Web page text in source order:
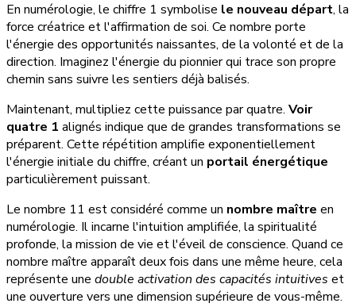
En numérologie, le chiffre 1 symbolise le nouveau départ, la
force créatrice et l'affirmation de soi. Ce nombre porte
l'énergie des opportunités naissantes, de la volonté et de la
direction. Imaginez l'énergie du pionnier qui trace son propre
chemin sans suivre les sentiers déjà balisés.
Maintenant, multipliez cette puissance par quatre. Voir
quatre 1 alignés indique que de grandes transformations se
préparent. Cette répétition amplifie exponentiellement
l'énergie initiale du chiffre, créant un portail énergétique
particulièrement puissant.
Le nombre 11 est considéré comme un nombre maître en
numérologie. Il incarne l'intuition amplifiée, la spiritualité
profonde, la mission de vie et l'éveil de conscience. Quand ce
nombre maître apparaît deux fois dans une même heure, cela
représente une double activation des capacités intuitives et
une ouverture vers une dimension supérieure de vous-même.